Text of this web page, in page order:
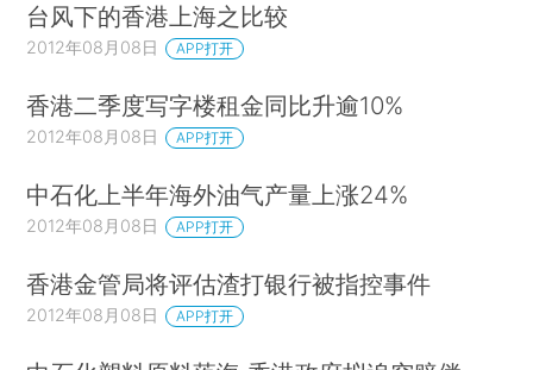
台风下的香港上海之比较
2012年08月08日 APP打开
香港二季度写字楼租金同比升逾10%
2012年08月08日 APP打开
中石化上半年海外油气产量上涨24%
2012年08月08日 APP打开
香港金管局将评估渣打银行被指控事件
2012年08月08日 APP打开